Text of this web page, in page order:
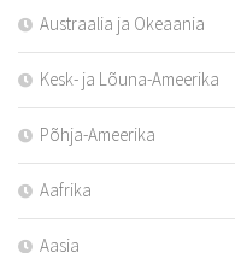
Austraalia ja Okeaania
Kesk- ja Lõuna-Ameerika
Põhja-Ameerika
Aafrika
Aasia